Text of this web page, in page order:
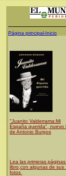
Página principal-Inicio
"Juanito Valderrama:Mi
España querida", nuevo
de Antonio Burgos
Lea las primeras
libro,con algunas de sus
fotos